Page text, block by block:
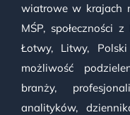
wiatrowe w krajach
MŚP, społeczności
Łotwy, Litwy,
możliwość
branży,
analityków,